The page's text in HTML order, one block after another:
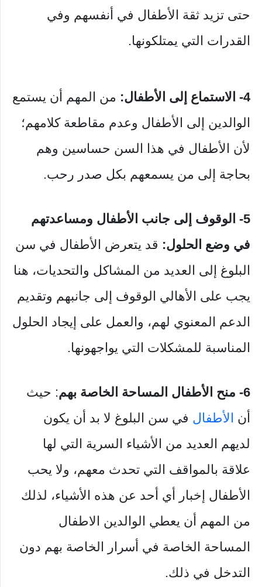
حتى تزيد ثقة الأطفال في أنفسهم وفي
القدرات التي يمتلكونها.
4- الاستماع إلى الأطفال:
من المهم أن يستمع
الوالدين إلى الأطفال وعدم مقاطعة كلامهم؛
لأن الأطفال في هذا السن حساسين وهم
بحاجة إلى من يسمعهم بكل صدر رحب.
5- الوقوف إلى جانب الأطفال ومساعدتهم
في وضع الحلول: قد يتعرض الأطفال في سن
البلوغ إلى العديد من المشاكل والتحديات، هنا
يجب على الأهالي الوقوف إلى جانبهم وتقديم
الدعم المعنوي لهم، والعمل على إيجاد الحلول
المناسبة للمشكلات التي يواجهونها.
6- منح الأطفال المساحة الخاصة بهم
: حيث
أن الأطفال في سن البلوغ لا بد أن يكون
لديهم العديد من الأشياء السرية التي لها
علاقة بالمواقف التي تحدث معهم، ولا يحب
الأطفال إخبار أي أحد عن هذه الأشياء، لذلك
من المهم أن يعطي الوالدين الاطفال
المساحة الخاصة في أسرار الخاصة بهم دون
التدخل في ذلك.